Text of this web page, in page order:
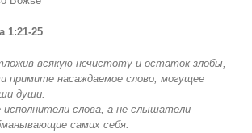
1:21-25
всякую нечистоту и остаток злобы,
примите насаждаемое слово, могущее
души.
слова, а не слышатели
самих себя.